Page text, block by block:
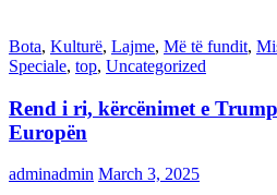
Bota, Kulturë, Lajme, Më të fundit,
Speciale, top, Uncategorized
Rend i ri, kërcënimet e
Europën
adminadmin March 3, 2025